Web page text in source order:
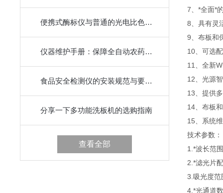
便携式酶标仪与普通的光电比色计有何差异？
仪器维护手册：保障全自动农药残留检测仪稳定运行的关键
食品安全检测仪的安装规范与要点指南
分享一下多功能洗板机的选购指南
查看全部
7、 *全面*
8、 具有灵
9、 布板和
10、 可选
11、 全新
12、 光源
13、 提供
14、 布板
15、 系统
技术参数：
1. *波长范
2. *滤光片
3. 吸光度
4. *光通道